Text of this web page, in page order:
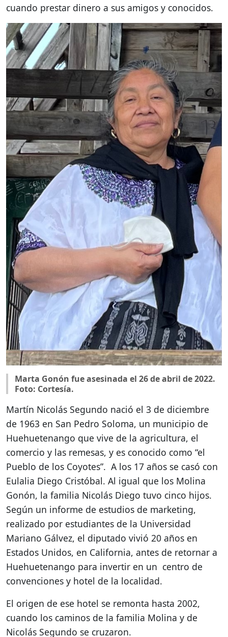
cuando prestar dinero a sus amigos y conocidos.
Marta Gonón fue asesinada el 26 de abril de 2022.
Foto: Cortesía.
Martín Nicolás Segundo nació el 3 de diciembre
de 1963 en San Pedro Soloma, un municipio de
Huehuetenango que vive de la agricultura, el
comercio y las remesas, y es conocido como “el
Pueblo de los Coyotes”. A los 17 años se casó con
Eulalia Diego Cristóbal. Al igual que los Molina
Gonón, la familia Nicolás Diego tuvo cinco hijos.
Según un informe de estudios de marketing,
realizado por estudiantes de la Universidad
Mariano Gálvez, el diputado vivió 20 años en
Estados Unidos, en California, antes de retornar a
Huehuetenango para invertir en un centro de
convenciones y hotel de la localidad.
El origen de ese hotel se remonta hasta 2002,
cuando los caminos de la familia Molina y de
Nicolás Segundo se cruzaron.